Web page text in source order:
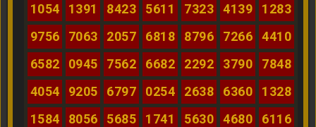
1054
1391 8423 5611 7323 4139
1283
9756
7063 2057 6818 8796 7266
4410
6582
0945 7562 6682 2292 3790
7848
4054
9205 6797 0254 2638 6360
1328
1584
8056 5685 1741 5630 4680
6116